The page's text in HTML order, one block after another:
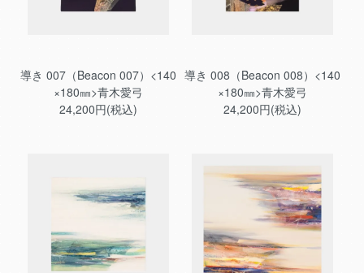
導き 007（Beacon 007）<140
×180㎜>青木愛弓
24,200円(税込)
導き 008（Beacon 008）<140
×180㎜>青木愛弓
24,200円(税込)